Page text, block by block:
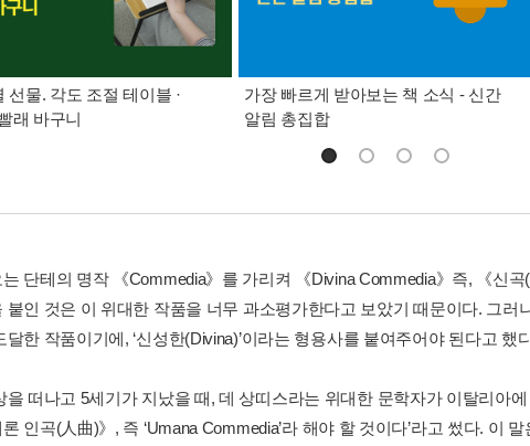
선물. 각도 조절 테이블 ·
래 바구니
가장 빠르게 받아보는 책 소식 - 신간
알림 총집합
단테의 명작 《Commedia》를 가리켜 《Divina Commedia》즉, 《신
붙인 것은 이 위대한 작품을 너무 과소평가한다고 보았기 때문이다. 그러
달한 작품이기에, ‘신성한(Divina)’이라는 형용사를 붙여주어야 된다고 했
을 떠나고 5세기가 지났을 때, 데 상띠스라는 위대한 문학자가 이탈리아
인곡(人曲)》, 즉 ‘Umana Commedia’라 해야 할 것이다’라고 썼다. 이